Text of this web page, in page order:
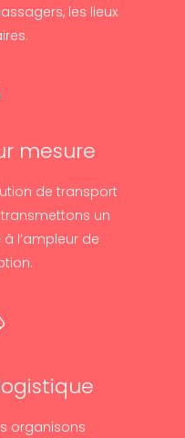
les lieux
mesure
de transport
un
l’ampleur de
organisons